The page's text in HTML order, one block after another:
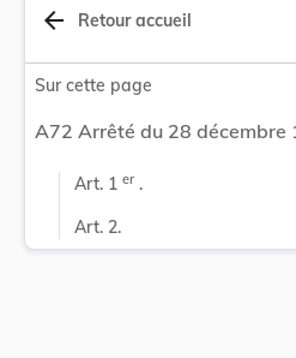
arrow_back Retour accueil
Sur cette page
Art. 1 er .
Art. 2.